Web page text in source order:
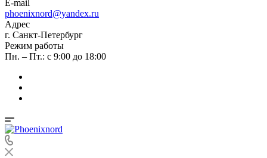
E-mail
phoenixnord@yandex.ru
Адрес
г. Санкт-Петербург
Режим работы
Пн. – Пт.: с 9:00 до 18:00